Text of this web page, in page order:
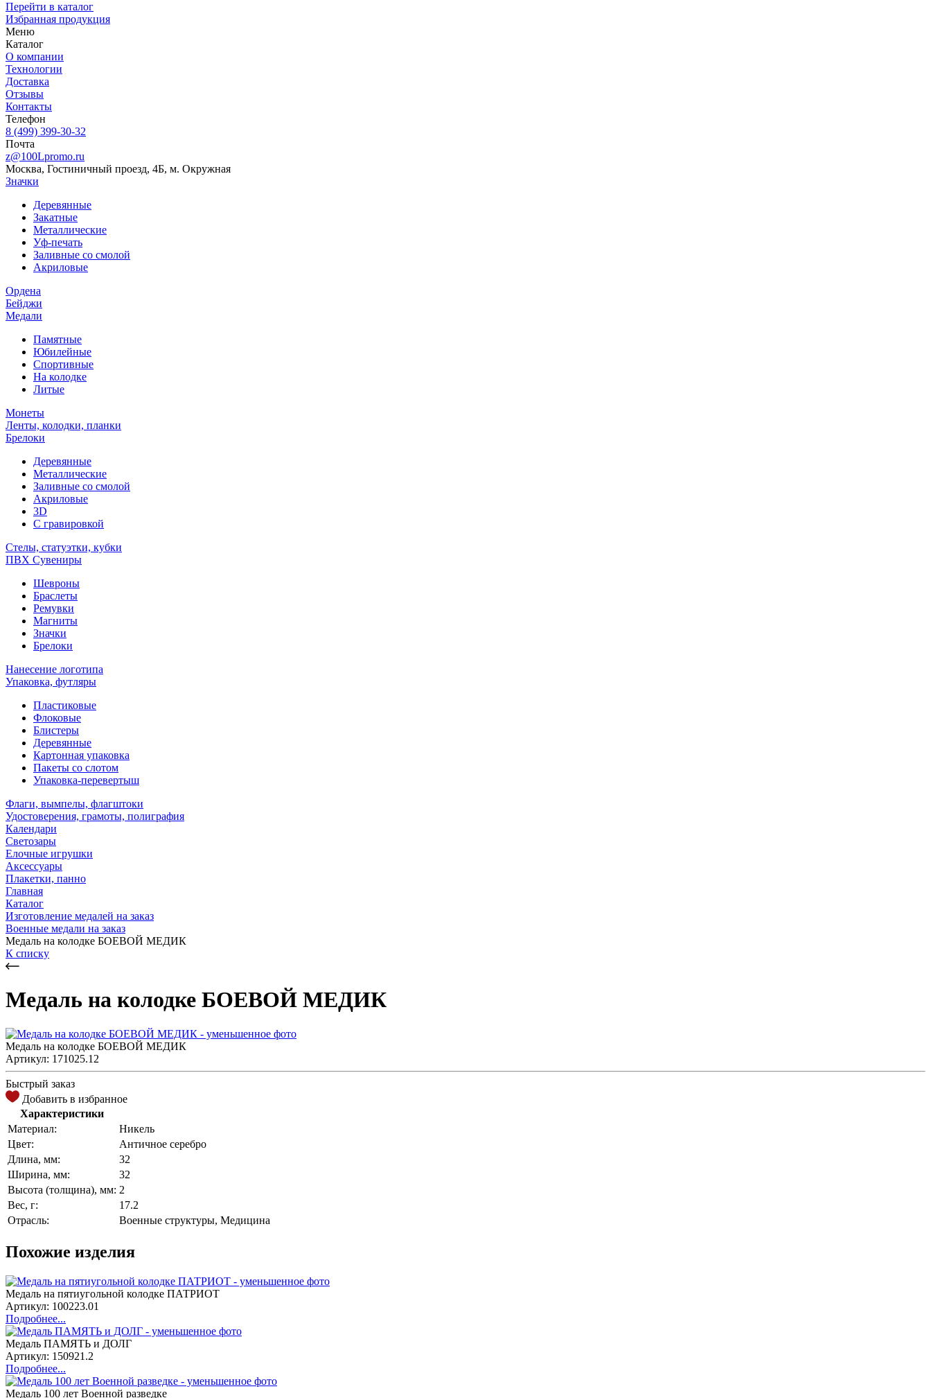
Перейти в каталог
Избранная продукция
Меню
Каталог
О компании
Технологии
Доставка
Отзывы
Контакты
Телефон
8 (499) 399-30-32
Почта
z@100Lpromo.ru
Москва, Гостиничный проезд, 4Б, м. Окружная
Значки
Деревянные
Закатные
Металлические
Уф-печать
Заливные со смолой
Акриловые
Ордена
Бейджи
Медали
Памятные
Юбилейные
Спортивные
На колодке
Литые
Монеты
Ленты, колодки, планки
Брелоки
Деревянные
Металлические
Заливные со смолой
Акриловые
3D
C гравировкой
Стелы, статуэтки, кубки
ПВХ Сувениры
Шевроны
Браслеты
Ремувки
Магниты
Значки
Брелоки
Нанесение логотипа
Упаковка, футляры
Пластиковые
Флоковые
Блистеры
Деревянные
Картонная упаковка
Пакеты со слотом
Упаковка-перевертыш
Флаги, вымпелы, флагштоки
Удостоверения, грамоты, полиграфия
Календари
Светозары
Елочные игрушки
Аксессуары
Плакетки, панно
Главная
Каталог
Изготовление медалей на заказ
Военные медали на заказ
Медаль на колодке БОЕВОЙ МЕДИК
К списку
Медаль на колодке БОЕВОЙ МЕДИК
Медаль на колодке БОЕВОЙ МЕДИК
Артикул: 171025.12
Быстрый заказ
Добавить в избранное
Характеристики
Материал:
Никель
Цвет:
Античное серебро
Длина, мм:
32
Ширина, мм:
32
Высота (толщина), мм: 2
Вес, г:
17.2
Отрасль:
Военные структуры, Медицина
Похожие изделия
Медаль на пятиугольной колодке ПАТРИОТ
Артикул: 100223.01
Подробнее...
Медаль ПАМЯТЬ и ДОЛГ
Артикул: 150921.2
Подробнее...
Медаль 100 лет Военной разведке